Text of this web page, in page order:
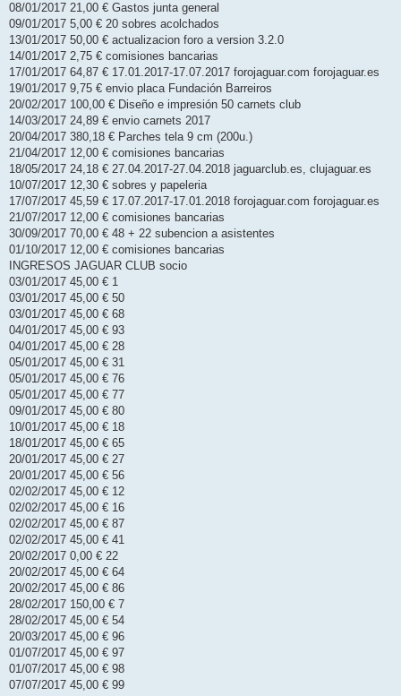
08/01/2017 21,00 € Gastos junta general
09/01/2017 5,00 € 20 sobres acolchados
13/01/2017 50,00 € actualizacion foro a version 3.2.0
14/01/2017 2,75 € comisiones bancarias
17/01/2017 64,87 € 17.01.2017-17.07.2017 forojaguar.com forojaguar.es
19/01/2017 9,75 € envio placa Fundación Barreiros
20/02/2017 100,00 € Diseño e impresión 50 carnets club
14/03/2017 24,89 € envio carnets 2017
20/04/2017 380,18 € Parches tela 9 cm (200u.)
21/04/2017 12,00 € comisiones bancarias
18/05/2017 24,18 € 27.04.2017-27.04.2018 jaguarclub.es, clujaguar.es
10/07/2017 12,30 € sobres y papeleria
17/07/2017 45,59 € 17.07.2017-17.01.2018 forojaguar.com forojaguar.es
21/07/2017 12,00 € comisiones bancarias
30/09/2017 70,00 € 48 + 22 subencion a asistentes
01/10/2017 12,00 € comisiones bancarias
INGRESOS JAGUAR CLUB socio
03/01/2017 45,00 € 1
03/01/2017 45,00 € 50
03/01/2017 45,00 € 68
04/01/2017 45,00 € 93
04/01/2017 45,00 € 28
05/01/2017 45,00 € 31
05/01/2017 45,00 € 76
05/01/2017 45,00 € 77
09/01/2017 45,00 € 80
10/01/2017 45,00 € 18
18/01/2017 45,00 € 65
20/01/2017 45,00 € 27
20/01/2017 45,00 € 56
02/02/2017 45,00 € 12
02/02/2017 45,00 € 16
02/02/2017 45,00 € 87
02/02/2017 45,00 € 41
20/02/2017 0,00 € 22
20/02/2017 45,00 € 64
20/02/2017 45,00 € 86
28/02/2017 150,00 € 7
28/02/2017 45,00 € 54
20/03/2017 45,00 € 96
01/07/2017 45,00 € 97
01/07/2017 45,00 € 98
07/07/2017 45,00 € 99